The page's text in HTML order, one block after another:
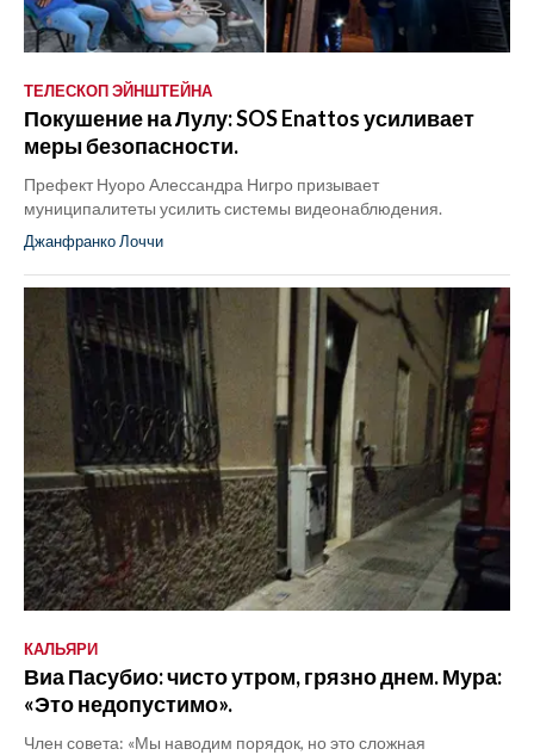
ТЕЛЕСКОП ЭЙНШТЕЙНА
Покушение на Лулу: SOS Enattos усиливает
меры безопасности.
Префект Нуоро Алессандра Нигро призывает
муниципалитеты усилить системы видеонаблюдения.
Джанфранко Лоччи
КАЛЬЯРИ
Виа Пасубио: чисто утром, грязно днем. Мура:
«Это недопустимо».
Член совета: «Мы наводим порядок, но это сложная